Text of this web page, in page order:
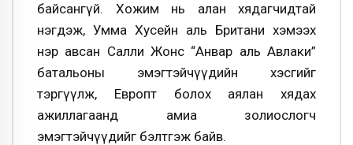
байсангүй. Хожим нь алан хядагчидтай
нэгдэж, Умма Хусейн аль Британи хэмээх
нэр авсан Салли Жонс “Анвар аль Авлаки”
батальоны эмэгтэйчүүдийн хэсгийг
тэргүүлж, Европт болох аялан хядах
ажиллагаанд амиа золиослогч
эмэгтэйчүүдийг бэлтгэж байв.